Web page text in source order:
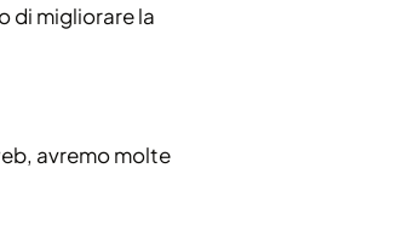
di migliorare la
avremo molte